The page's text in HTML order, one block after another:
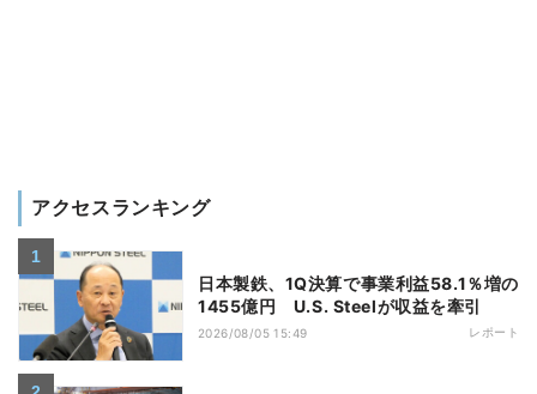
アクセスランキング
日本製鉄、1Q決算で事業利益58.1％増の
1455億円 U.S. Steelが収益を牽引
2026/08/05 15:49 レポート